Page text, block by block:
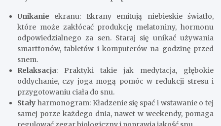
Unikanie ekranu: Ekrany emitują niebieskie światło,
które może zakłócać produkcję melatoniny, hormonu
odpowiedzialnego za sen. Staraj się unikać używania
smartfonów, tabletów i komputerów na godzinę przed
snem.
Relaksacja: Praktyki takie jak medytacja, głębokie
oddychanie, czy joga mogą pomóc w redukcji stresu i
przygotowaniu ciała do snu.
Stały harmonogram: Kładzenie się spać i wstawanie o tej
samej porze każdego dnia, nawet w weekendy, pomaga